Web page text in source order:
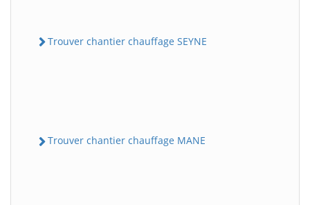
Trouver chantier chauffage SEYNE
Trouver chantier chauffage MANE